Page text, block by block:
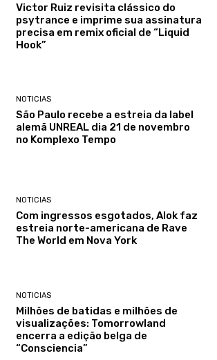
Victor Ruiz revisita clássico do
psytrance e imprime sua assinatura
precisa em remix oficial de “Liquid
Hook”
NOTICIAS
São Paulo recebe a estreia da label
alemã UNREAL dia 21 de novembro
no Komplexo Tempo
NOTICIAS
Com ingressos esgotados, Alok faz
estreia norte-americana de Rave
The World em Nova York
NOTICIAS
Milhões de batidas e milhões de
visualizações: Tomorrowland
encerra a edição belga de
“Consciencia”